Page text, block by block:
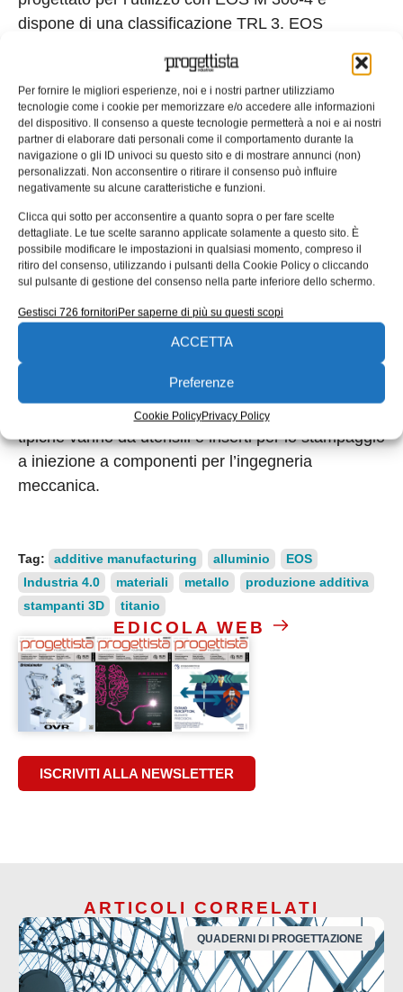
Per fornire le migliori esperienze, noi e i nostri partner utilizziamo
tecnologie come i cookie per memorizzare e/o accedere alle informazioni
del dispositivo. Il consenso a queste tecnologie permetterà a noi e ai nostri
partner di elaborare dati personali come il comportamento durante la
navigazione o gli ID univoci su questo sito e di mostrare annunci (non)
personalizzati. Non acconsentire o ritirare il consenso può influire
negativamente su alcune caratteristiche e funzioni.
Clicca qui sotto per acconsentire a quanto sopra o per fare scelte
dettagliate. Le tue scelte saranno applicate solamente a questo sito. È
possibile modificare le impostazioni in qualsiasi momento, compreso il
ritiro del consenso, utilizzando i pulsanti della Cookie Policy o cliccando
sul pulsante di gestione del consenso nella parte inferiore dello schermo.
Gestisci 726 fornitoriPer saperne di più su questi scopi
ACCETTA
Preferenze
Cookie PolicyPrivacy Policy
dispone di una classificazione TRL 3. EOS
NickelAlloy IN718 è una lega di nichel-cromo con
indurimento per precipitazione, caratterizzata da
una buona resistenza alla tensione, alla fatica, allo
scorrimento e alla rottura a temperature fino a 700
ºC (1.290 ºF). Le applicazioni tipiche vanno dai
componenti di turbine a gas alla strumentazione, il
settore energetico e i componenti per processi
industriali. Il processo da 50 µm basato su EOS
MaragingSteel MS1 è anche progettato per
l’utilizzo sul sistema EOS M 300-4. Il materiale
dispone inoltre di una classificazione TRL 3. I
componenti realizzati con questo materiale sono
caratterizzati da ottime proprietà meccaniche. Le
parti possono essere facilmente sottoposte a
indurimento a più di 50 HRC per ottenere
un’eccellente durezza e resistenza. Le applicazioni
tipiche vanno da utensili e inserti per lo stampaggio
a iniezione a componenti per l’ingegneria
meccanica.
Tag: additive manufacturing alluminio
EOS
Industria 4.0
materiali metallo
produzione additiva
stampanti 3D
titanio
EDICOLA WEB
ISCRIVITI ALLA NEWSLETTER
ARTICOLI CORRELATI
QUADERNI DI PROGETTAZIONE